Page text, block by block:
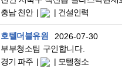
충남 천안
건설인력
호텔더블유원
2026-07-30
부부청소팀 구인합니다.
경기 파주
모텔청소